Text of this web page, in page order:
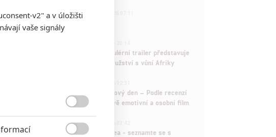
433FILM | 01.08.2026 07:11
拆彈專家
Děti krve a kostí: Regulérní trailer představuje
akční fantasy dobrodružství s vůní Afriky
Spider-Man: Zbrusu nový den – Podle recenzí
máme čekat překvapivě emotivní a osobní film
ČLÁNEK | 30.07.2026 03:42
Velké preview: Odyssea - seznamte se s
v2" a v úložišti
vaše signály